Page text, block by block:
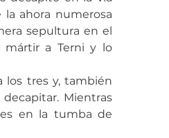
ahora numerosa
sepultura en el
mártir a Terni y lo
los tres y, también
Mientras
en la tumba de